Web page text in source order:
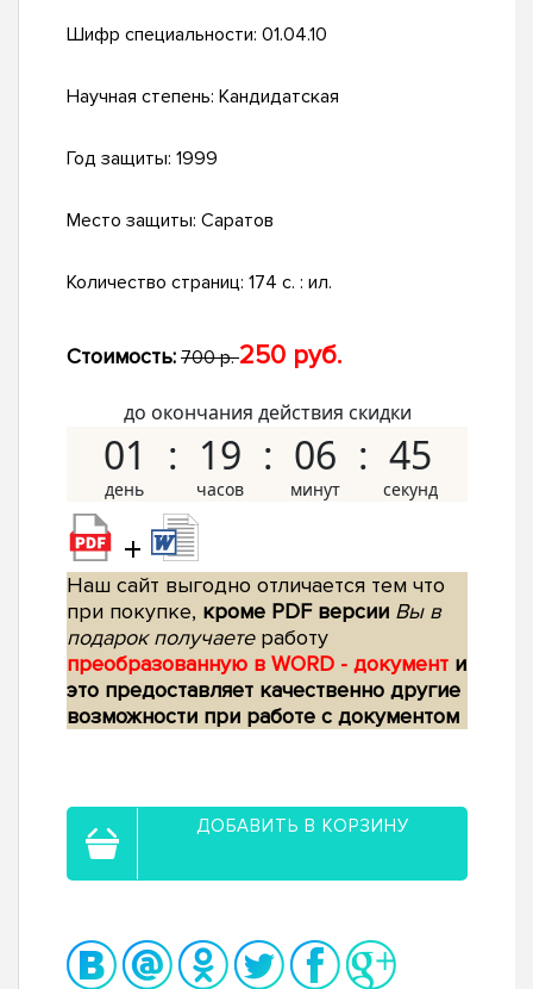
Шифр специальности: 01.04.10
Научная степень: Кандидатская
Год защиты: 1999
Место защиты: Саратов
Количество страниц: 174 с. : ил.
Стоимость: 700 р.250 руб.
до окончания действия скидки
01 19 06 44
+
Наш сайт выгодно отличается тем что
при покупке, кроме PDF версии Вы в
подарок получаетеработу
преобразованную в WORD - документ и
это предоставляет качественно другие
возможности при работе с документом
ДОБАВИТЬ В КОРЗИНУ